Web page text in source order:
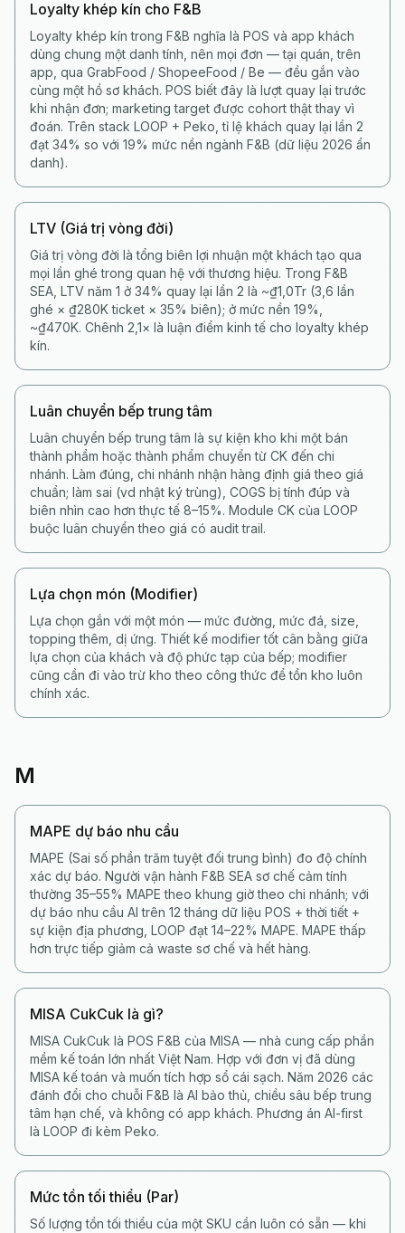
Loyalty khép kín cho F&B
Loyalty khép kín trong F&B nghĩa là POS và app khách
dùng chung một danh tính, nên mọi đơn — tại quán, trên
app, qua GrabFood / ShopeeFood / Be — đều gắn vào
cùng một hồ sơ khách. POS biết đây là lượt quay lại trước
khi nhận đơn; marketing target được cohort thật thay vì
đoán. Trên stack LOOP + Peko, tỉ lệ khách quay lại lần 2
đạt 34% so với 19% mức nền ngành F&B (dữ liệu 2026 ẩn
danh).
LTV (Giá trị vòng đời)
Giá trị vòng đời là tổng biên lợi nhuận một khách tạo qua
mọi lần ghé trong quan hệ với thương hiệu. Trong F&B
SEA, LTV năm 1 ở 34% quay lại lần 2 là ~₫1,0Tr (3,6 lần
ghé × ₫280K ticket × 35% biên); ở mức nền 19%,
~₫470K. Chênh 2,1× là luận điểm kinh tế cho loyalty khép
kín.
Luân chuyển bếp trung tâm
Luân chuyển bếp trung tâm là sự kiện kho khi một bán
thành phẩm hoặc thành phẩm chuyển từ CK đến chi
nhánh. Làm đúng, chi nhánh nhận hàng định giá theo giá
chuẩn; làm sai (vd nhật ký trùng), COGS bị tính đúp và
biên nhìn cao hơn thực tế 8–15%. Module CK của LOOP
buộc luân chuyển theo giá có audit trail.
Lựa chọn món (Modifier)
Lựa chọn gắn với một món — mức đường, mức đá, size,
topping thêm, dị ứng. Thiết kế modifier tốt cân bằng giữa
lựa chọn của khách và độ phức tạp của bếp; modifier
cũng cần đi vào trừ kho theo công thức để tồn kho luôn
chính xác.
M
MAPE dự báo nhu cầu
MAPE (Sai số phần trăm tuyệt đối trung bình) đo độ chính
xác dự báo. Người vận hành F&B SEA sơ chế cảm tính
thường 35–55% MAPE theo khung giờ theo chi nhánh; với
dự báo nhu cầu AI trên 12 tháng dữ liệu POS + thời tiết +
sự kiện địa phương, LOOP đạt 14–22% MAPE. MAPE thấp
hơn trực tiếp giảm cả waste sơ chế và hết hàng.
MISA CukCuk là gì?
MISA CukCuk là POS F&B của MISA — nhà cung cấp phần
mềm kế toán lớn nhất Việt Nam. Hợp với đơn vị đã dùng
MISA kế toán và muốn tích hợp sổ cái sạch. Năm 2026 các
đánh đổi cho chuỗi F&B là AI bảo thủ, chiều sâu bếp trung
tâm hạn chế, và không có app khách. Phương án AI-first
là LOOP đi kèm Peko.
Mức tồn tối thiểu (Par)
Số lượng tồn tối thiểu của một SKU cần luôn có sẵn — khi